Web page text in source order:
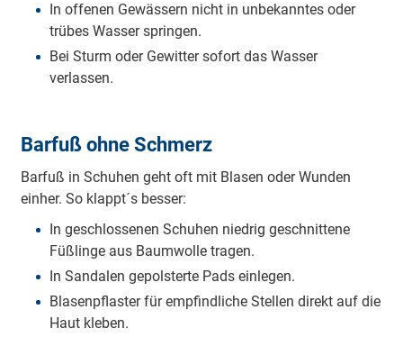
In offenen Gewässern nicht in unbekanntes oder
trübes Wasser springen.
Bei Sturm oder Gewitter sofort das Wasser
verlassen.
Barfuß ohne Schmerz
Barfuß in Schuhen geht oft mit Blasen oder Wunden
einher. So klappt´s besser:
In geschlossenen Schuhen niedrig geschnittene
Füßlinge aus Baumwolle tragen.
In Sandalen gepolsterte Pads einlegen.
Blasenpflaster für empfindliche Stellen direkt auf die
Haut kleben.